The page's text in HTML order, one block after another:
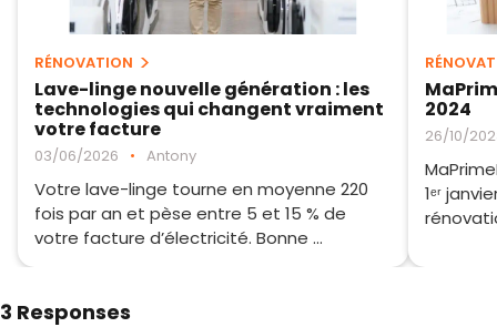
RÉNOVATION
Lave-linge nouvelle génération : les
technologies qui changent vraiment
votre facture
03/06/2026 • Antony
Votre lave-linge tourne en moyenne 220
fois par an et pèse entre 5 et 15 % de
votre facture d’électricité. Bonne ...
2024
26/10/
1ᵉʳ
3 Responses